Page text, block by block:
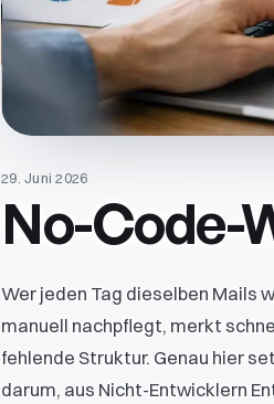
29. Juni 2026
No-Code-
Wer jeden Tag dieselben Mails
manuell nachpflegt, merkt
fehlende Struktur. Genau hier
darum, aus Nicht-Entwicklern